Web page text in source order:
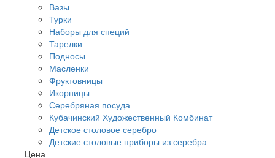
Вазы
Турки
Наборы для специй
Тарелки
Подносы
Масленки
Фруктовницы
Икорницы
Серебряная посуда
Кубачинский Художественный Комбинат
Детское столовое серебро
Детские столовые приборы из серебра
Цена